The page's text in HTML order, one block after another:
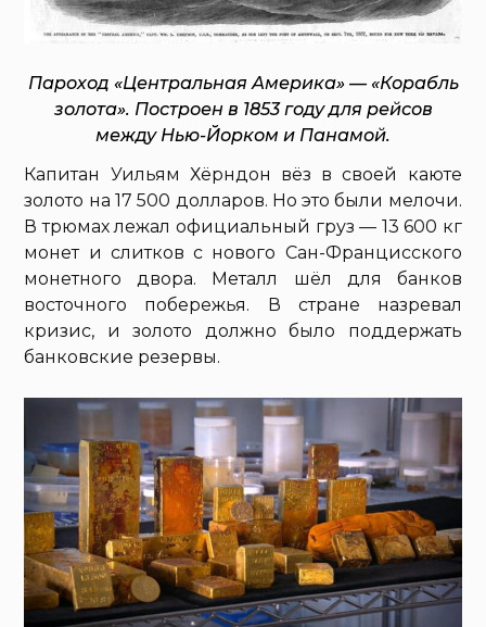
Пароход «Центральная Америка» — «Корабль
золота». Построен в 1853 году для рейсов
между Нью-Йорком и Панамой.
Капитан Уильям Хёрндон вёз в своей каюте
золото на 17 500 долларов. Но это были мелочи.
В трюмах лежал официальный груз — 13 600 кг
монет и слитков с нового Сан-Францисского
монетного двора. Металл шёл для банков
восточного побережья. В стране назревал
кризис, и золото должно было поддержать
банковские резервы.